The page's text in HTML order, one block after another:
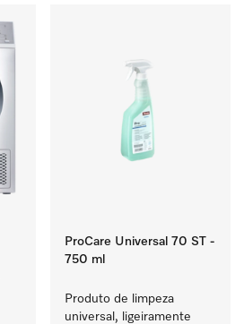
ProCare Universal 70 ST -
750 ml
Produto de limpeza
universal, ligeiramente